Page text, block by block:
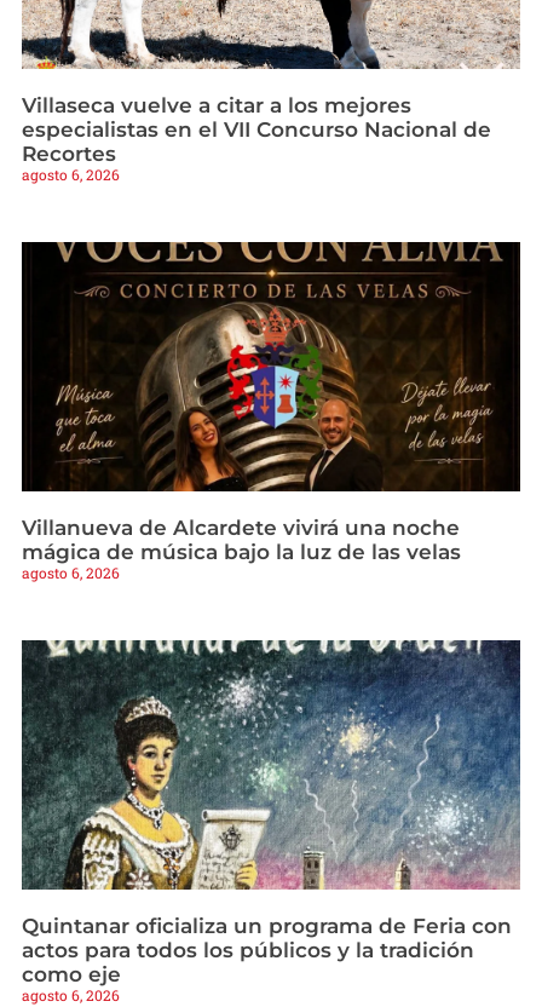
Villaseca vuelve a citar a los mejores
especialistas en el VII Concurso Nacional de
Recortes
agosto 6, 2026
Villanueva de Alcardete vivirá una noche
mágica de música bajo la luz de las velas
agosto 6, 2026
Quintanar oficializa un programa de Feria con
actos para todos los públicos y la tradición
como eje
agosto 6, 2026